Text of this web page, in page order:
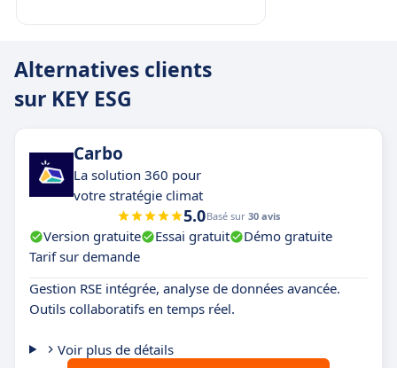
Alternatives clients
sur KEY ESG
Carbo
La solution 360 pour
votre stratégie climat
5.0Basé sur 30 avis
Version gratuite Essai gratuit
Démo gratuite
Tarif sur demande
Gestion RSE intégrée, analyse de données avancée.
Outils collaboratifs en temps réel.
Voir plus de détails